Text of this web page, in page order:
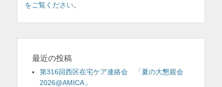
をご覧ください。
最近の投稿
第316回西区在宅ケア連絡会 「夏の大懇親会
2026@AMICA」